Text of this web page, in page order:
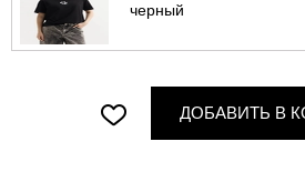
черный
ДОБАВИТЬ В